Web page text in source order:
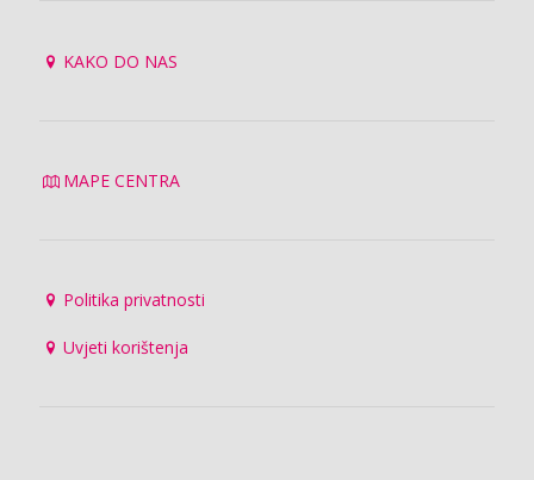
KAKO DO NAS
MAPE CENTRA
Politika privatnosti
Uvjeti korištenja